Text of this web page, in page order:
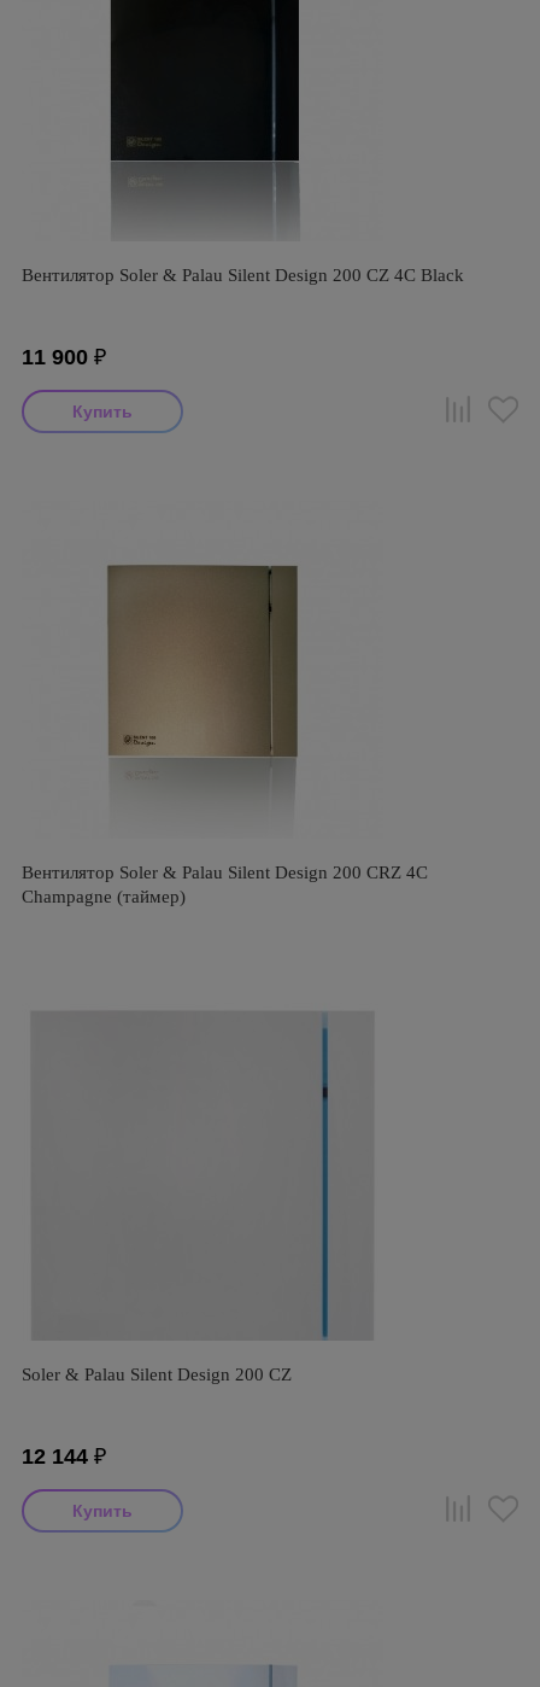
Вентилятор Soler & Palau Silent Design 200 CZ 4C Black
11 900 ₽
Вентилятор Soler & Palau Silent Design 200 CRZ 4C
Champagne (таймер)
Soler & Palau Silent Design 200 CZ
12 144 ₽